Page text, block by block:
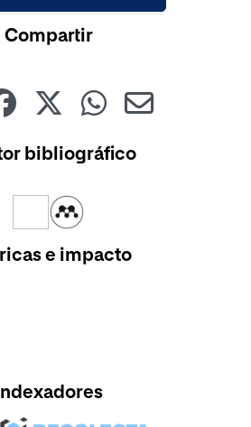
Compartir
bibliográfico
e impacto
Indexadores